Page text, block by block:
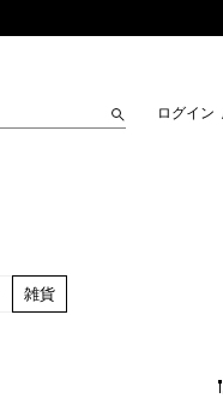
ログイン
雑貨